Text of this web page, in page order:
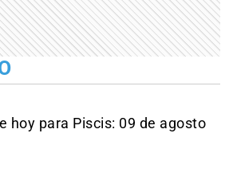
hoy para Piscis: 09 de agosto